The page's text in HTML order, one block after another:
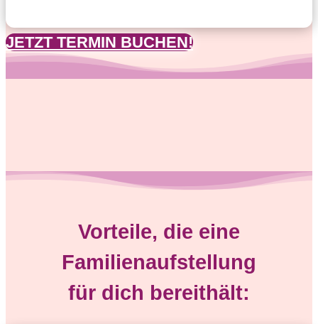
JETZT TERMIN BUCHEN!
Vorteile, die eine
Familienaufstellung
für dich bereithält: